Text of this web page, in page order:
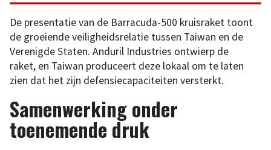
De presentatie van de Barracuda-500 kruisraket toont
de groeiende veiligheidsrelatie tussen Taiwan en de
Verenigde Staten. Anduril Industries ontwierp de
raket, en Taiwan produceert deze lokaal om te laten
zien dat het zijn defensiecapaciteiten versterkt.
Samenwerking onder
toenemende druk